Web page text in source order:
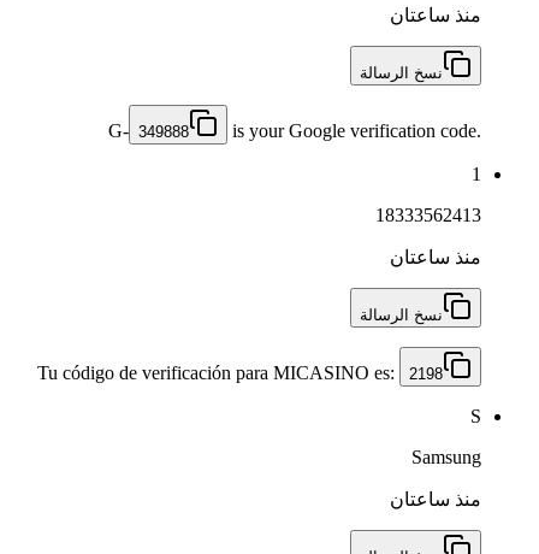
منذ ساعتان
نسخ الرسالة
G- 349888 is your Google verification code.
1
18333562413
منذ ساعتان
نسخ الرسالة
Tu código de verificación para MICASINO es: 2198
S
Samsung
منذ ساعتان